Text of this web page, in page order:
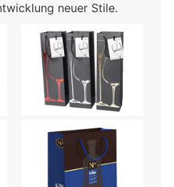
neuer Stile.